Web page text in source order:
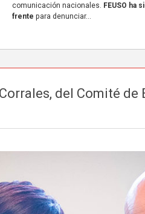
comunicación nacionales. FEUSO ha
frente para denunciar...
del Comité de